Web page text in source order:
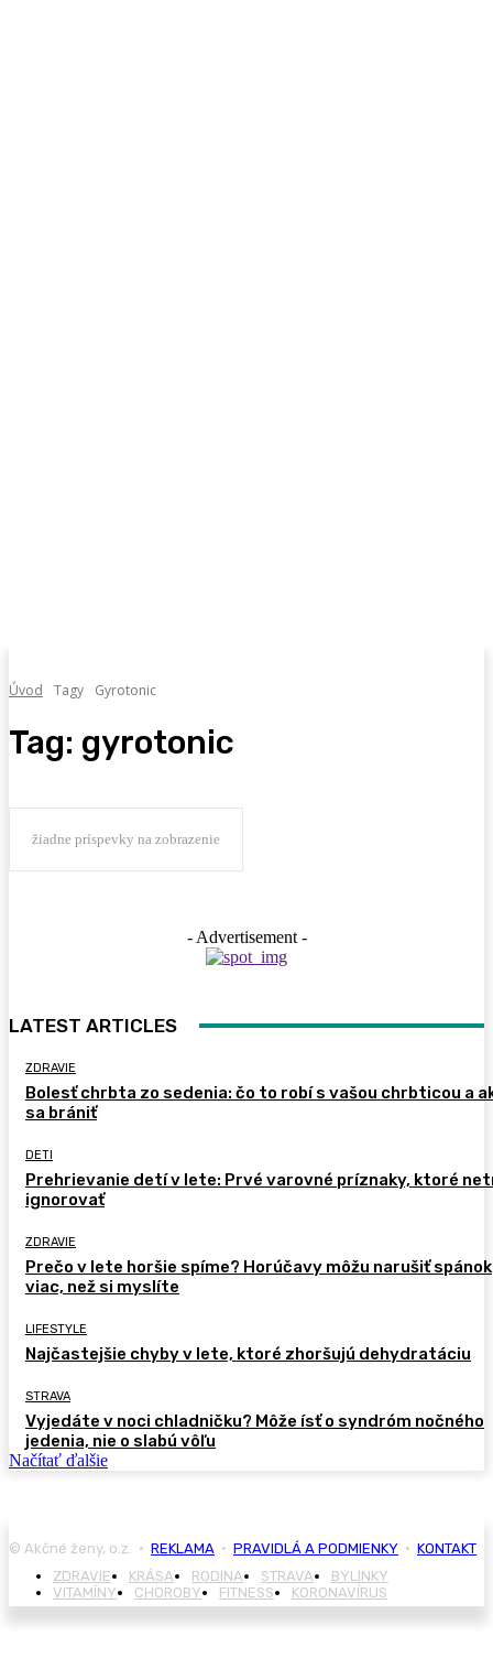
Úvod Tagy Gyrotonic
Tag: gyrotonic
žiadne príspevky na zobrazenie
- Advertisement -
LATEST ARTICLES
ZDRAVIE
Bolesť chrbta zo sedenia: čo to robí s vašou chrbticou a
sa brániť
DETI
Prehrievanie detí v lete: Prvé varovné príznaky, ktoré
ignorovať
ZDRAVIE
Prečo v lete horšie spíme? Horúčavy môžu narušiť spánok
viac, než si myslíte
LIFESTYLE
Najčastejšie chyby v lete, ktoré zhoršujú dehydratáciu
STRAVA
Vyjedáte v noci chladničku? Môže ísť o syndróm nočného
jedenia, nie o slabú vôľu
Načítať ďalšie
© Akčné ženy, o.z. • REKLAMA • PRAVIDLÁ A PODMIENKY • KONTAKT
ZDRAVIE
KRÁSA RODINA STRAVA
BYLINKY
VITAMÍNY
CHOROBY FITNESS KORONAVÍRUS